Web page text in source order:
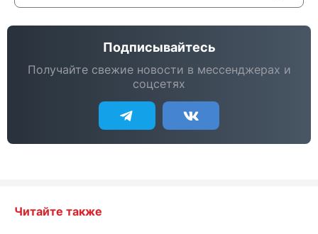
Подписывайтесь
Получайте свежие новости в мессенджерах и
соцсетях
Читайте также